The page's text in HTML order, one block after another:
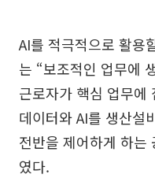
AI를 적극적으로 활용
는 “보조적인 업무에
근로자가 핵심 업무에
데이터와 AI를 생산설
전반을 제어하게 하는
였다.